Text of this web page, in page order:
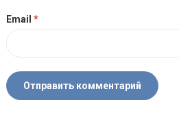
Email *